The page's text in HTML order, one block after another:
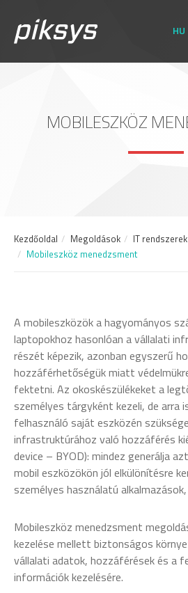
HU
MOBILESZKÖZ
Kezdőoldal Megoldások
IT
Mobileszköz menedzsment
A mobileszközök a hagyományos
laptopokhoz hasonlóan a vállalati
részét képezik, azonban egyszerű
hozzáférhetőségük miatt
fektetni. Az okoskészülékeket a
személyes tárgyként kezeli, de arra
felhasználó saját eszközén
infrastruktúrához való hozzáférés
device – BYOD): mindez generálja
mobil eszközökön jól elkülönítésre
személyes használatú
Mobileszköz menedzsment
kezelése mellett biztonságos
vállalati adatok, hozzáférések és a
információk kezelésére.